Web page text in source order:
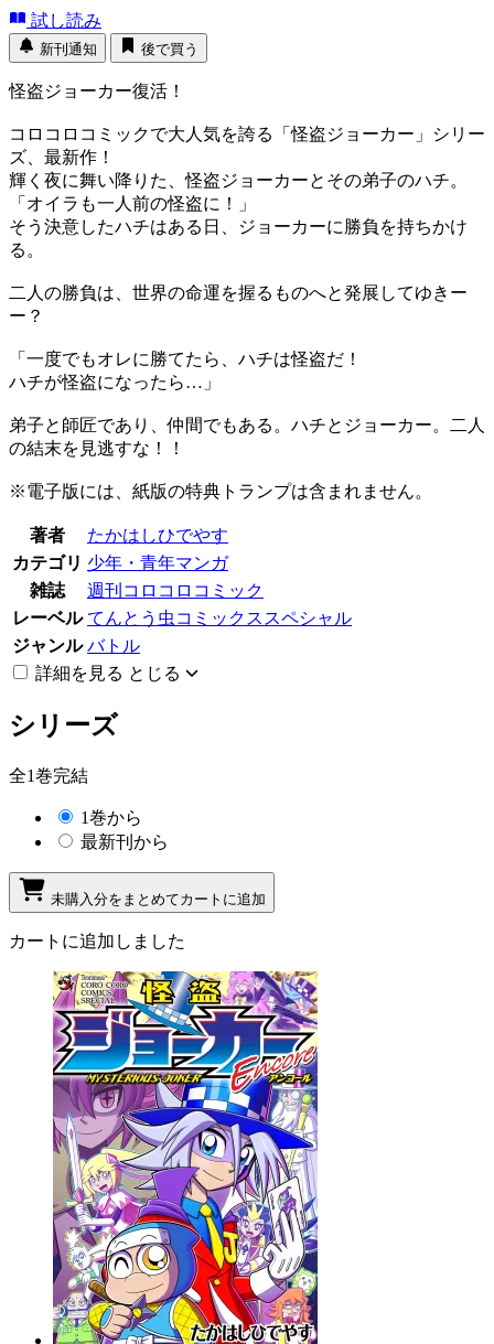
試し読み
新刊通知 後で買う
怪盗ジョーカー復活！
コロコロコミックで大人気を誇る「怪盗ジョーカー」シリー
ズ、最新作！
輝く夜に舞い降りた、怪盗ジョーカーとその弟子のハチ。
「オイラも一人前の怪盗に！」
そう決意したハチはある日、ジョーカーに勝負を持ちかけ
る。
二人の勝負は、世界の命運を握るものへと発展してゆきー
ー？
「一度でもオレに勝てたら、ハチは怪盗だ！
ハチが怪盗になったら…」
弟子と師匠であり、仲間でもある。ハチとジョーカー。二人
の結末を見逃すな！！
※電子版には、紙版の特典トランプは含まれません。
著者
たかはしひでやす
カテゴリ 少年・青年マンガ
雑誌
週刊コロコロコミック
レーベル てんとう虫コミックススペシャル
ジャンル バトル
詳細を見る とじる
シリーズ
全1巻完結
1巻から
最新刊から
未購入分をまとめてカートに追加
カートに追加しました